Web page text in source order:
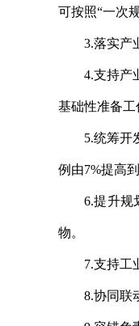
可按照“一次
3.落实产
4.支持产
基础性准备工
5.统筹开
例由7%提高
6.提升规
物。
7.支持工
8.协同联